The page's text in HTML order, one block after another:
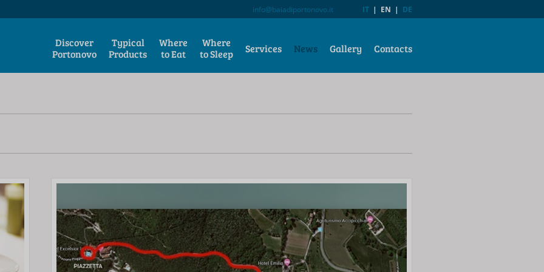
info@baiadiportonovo.it IT | EN | DE
Discover
Portonovo
Typical
Products
Where
to Eat
Where
to Sleep
Services News Gallery Contacts